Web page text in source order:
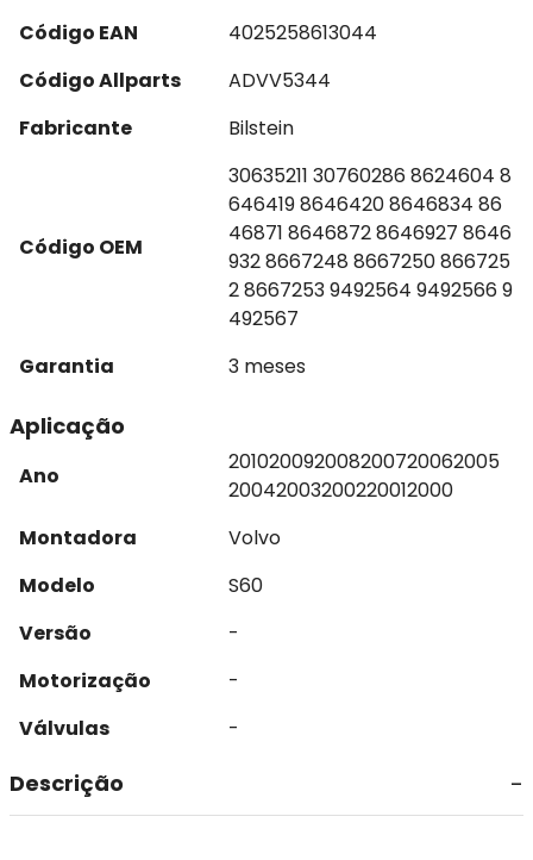
Código EAN
4025258613044
Código Allparts
ADVV5344
Fabricante
Bilstein
Código OEM
30635211 30760286 8624604 8
646419 8646420 8646834 86
46871 8646872 8646927 8646
932 8667248 8667250 866725
2 8667253 9492564 9492566 9
492567
Garantia
3 meses
Aplicação
Ano
201020092008200720062005
20042003200220012000
Montadora
Volvo
Modelo
S60
Versão
-
Motorização
-
Válvulas
-
Descrição